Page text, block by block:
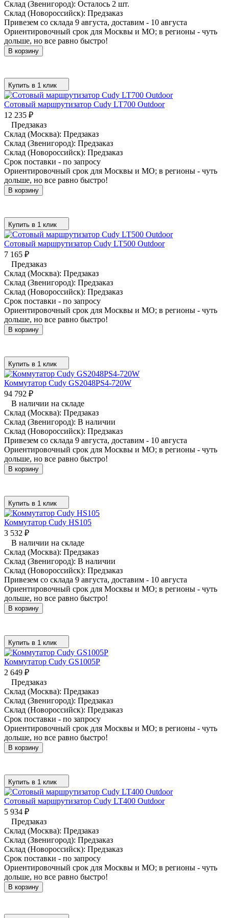
Склад (Звенигород): Осталось 2 шт.
Склад (Новороссийск): Предзаказ
Привезем со склада 9 августа, доставим - 10 августа
Ориентировочный срок для Москвы и МО; в регионы - чуть
дольше, но все равно быстро!
В корзину
Купить в 1 клик
Сотовый маршрутизатор Cudy LT700 Outdoor
12 235 ₽
Предзаказ
Склад (Москва): Предзаказ
Склад (Звенигород): Предзаказ
Склад (Новороссийск): Предзаказ
Срок поставки - по запросу
Ориентировочный срок для Москвы и МО; в регионы - чуть
дольше, но все равно быстро!
В корзину
Купить в 1 клик
Сотовый маршрутизатор Cudy LT500 Outdoor
7 165 ₽
Предзаказ
Склад (Москва): Предзаказ
Склад (Звенигород): Предзаказ
Склад (Новороссийск): Предзаказ
Срок поставки - по запросу
Ориентировочный срок для Москвы и МО; в регионы - чуть
дольше, но все равно быстро!
В корзину
Купить в 1 клик
Коммутатор Cudy GS2048PS4-720W
94 792 ₽
В наличии на складе
Склад (Москва): Предзаказ
Склад (Звенигород): В наличии
Склад (Новороссийск): Предзаказ
Привезем со склада 9 августа, доставим - 10 августа
Ориентировочный срок для Москвы и МО; в регионы - чуть
дольше, но все равно быстро!
В корзину
Купить в 1 клик
Коммутатор Cudy HS105
3 532 ₽
В наличии на складе
Склад (Москва): Предзаказ
Склад (Звенигород): В наличии
Склад (Новороссийск): Предзаказ
Привезем со склада 9 августа, доставим - 10 августа
Ориентировочный срок для Москвы и МО; в регионы - чуть
дольше, но все равно быстро!
В корзину
Купить в 1 клик
Коммутатор Cudy GS1005P
2 649 ₽
Предзаказ
Склад (Москва): Предзаказ
Склад (Звенигород): Предзаказ
Склад (Новороссийск): Предзаказ
Срок поставки - по запросу
Ориентировочный срок для Москвы и МО; в регионы - чуть
дольше, но все равно быстро!
В корзину
Купить в 1 клик
Сотовый маршрутизатор Cudy LT400 Outdoor
5 934 ₽
Предзаказ
Склад (Москва): Предзаказ
Склад (Звенигород): Предзаказ
Склад (Новороссийск): Предзаказ
Срок поставки - по запросу
Ориентировочный срок для Москвы и МО; в регионы - чуть
дольше, но все равно быстро!
В корзину